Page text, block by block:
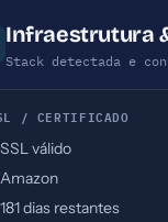
Infraestrutura
Stack detectada e
/ CERTIFICADO
SSL válido
Amazon
181 dias restantes